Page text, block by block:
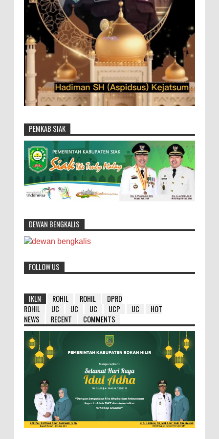
PEMKAB SIAK
DEWAN BENGKALIS
FOLLOW US
IKLN ROHIL ROHIL
DPRD
ROHIL
UC UC UC UCP UC
HOT
NEWS
RECENT COMMENTS